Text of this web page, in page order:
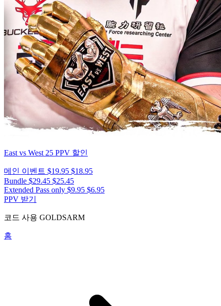
East vs West 25 PPV 할인
메인 이벤트 $19.95 $18.95
Bundle $29.45 $25.45
Extended Pass only $9.95 $6.95
PPV 받기
코드 사용 GOLDSARM
홈